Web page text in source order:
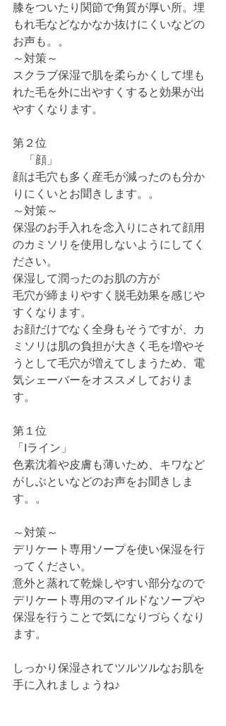
膝をついたり関節で角質が厚い所。埋
もれ毛などなかなか抜けにくいなどの
お声も。。
～対策～
スクラブ保湿で肌を柔らかくして埋も
れた毛を外に出やすくすると効果が出
やすくなります。
第２位
「顔」
顔は毛穴も多く産毛が減ったのも分か
りにくいとお聞きします。。
～対策～
保湿のお手入れを念入りにされて顔用
のカミソリを使用しないようにしてく
ださい。
保湿して潤ったのお肌の方が
毛穴が締まりやすく脱毛効果を感じや
すくなります。
お顔だけでなく全身もそうですが、カ
ミソリは肌の負担が大きく毛を増やそ
うとして毛穴が増えてしまうため、電
気シェーバーをオススメしておりま
す。
第１位
「Iライン」
色素沈着や皮膚も薄いため、キワなど
がしぶといなどのお声をお聞きしま
す。。
～対策～
デリケート専用ソープを使い保湿を行
ってください。
意外と蒸れて乾燥しやすい部分なので
デリケート専用のマイルドなソープや
保湿を行うことで気になりづらくなり
ます。
しっかり保湿されてツルツルなお肌を
手に入れましょうね♪